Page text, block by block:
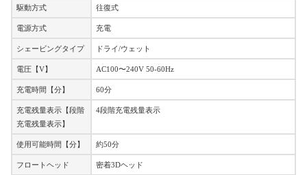
駆動方式 往復式
電源方式 充電
シェービングタイプ ドライ/ウェット
電圧【V】 AC100〜240V 50-60Hz
充電時間【分】 60分
充電残量表示【段階
充電残量表示】
4段階充電残量表示
使用可能時間【分】 約50分
フロートヘッド 密着3Dヘッド